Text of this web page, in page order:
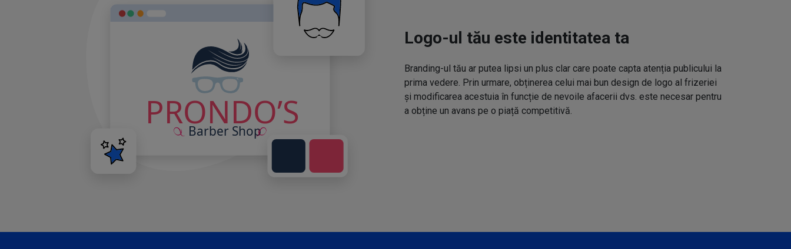
Logo-ul tău este identitatea ta
Branding-ul tău ar putea lipsi un plus clar care poate capta atenția publicului la
prima vedere. Prin urmare, obținerea celui mai bun design de logo al frizeriei
și modificarea acestuia în funcție de nevoile afacerii dvs. este necesar pentru
a obține un avans pe o piață competitivă.